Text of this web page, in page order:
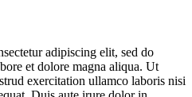
adipiscing elit, sed do
et dolore magna aliqua. Ut
exercitation ullamco laboris nisi